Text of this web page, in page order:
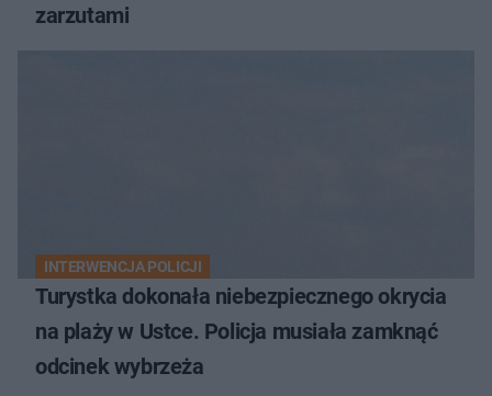
zarzutami
INTERWENCJA POLICJI
Turystka dokonała niebezpiecznego okrycia
na plaży w Ustce. Policja musiała zamknąć
odcinek wybrzeża